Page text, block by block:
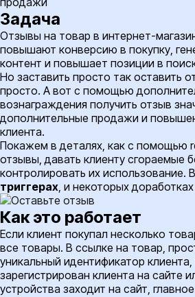
Задача
Отзывы на товар в интернет-
повышают конверсию в покупку,
контент и повышает позиции в
Но заставить просто так оставить
просто. А вот с помощью
вознаграждения получить отзыв
дополнительные продажи и
клиента.
Покажем в деталях, как с помощью
отзывы, давать клиенту сгораемые
контролировать их использование.
триггерах, и некоторых
Как это работает
Если клиент покупал несколько
все товары. В ссылке на товар,
уникальный идентификатор
зарегистрирован клиента на сайте
устройства заходит на сайт,